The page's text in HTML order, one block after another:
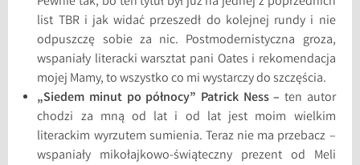
list TBR i jak widać przeszedł do kolejnej rundy i nie
odpuszczę sobie za nic. Postmodernistyczna groza,
wspaniały literacki warsztat pani Oates i rekomendacja
mojej Mamy, to wszystko co mi wystarczy do szczęścia.
„Siedem minut po północy” Patrick Ness – ten autor
chodzi za mną od lat i od lat jest moim wielkim
literackim wyrzutem sumienia. Teraz nie ma przebacz –
wspaniały mikołajkowo-świąteczny prezent od Meli